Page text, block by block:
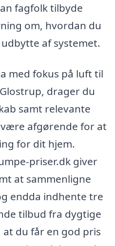
fagfolk tilbyde
om, hvordan du
af systemet.
med fokus på luft til
drager du
samt relevante
afgørende for at
for dit hjem.
priser.dk giver
at sammenligne
endda indhente tre
tilbud fra dygtige
du får en god pris